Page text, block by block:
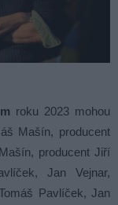
roku 2023 mohou
Mašín, producent
producent Jiří
Jan Vejnar,
Pavlíček, Jan